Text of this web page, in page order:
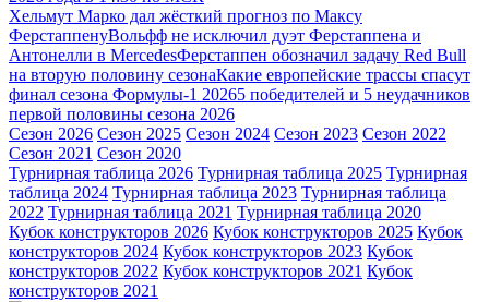
Хельмут Марко дал жёсткий прогноз по Максу
ФерстаппенуВольфф не исключил дуэт Ферстаппена и
Антонелли в MercedesФерстаппен обозначил задачу Red Bull
на вторую половину сезонаКакие европейские трассы спасут
финал сезона Формулы-1 20265 победителей и 5 неудачников
первой половины сезона 2026
Сезон 2026 Сезон 2025 Сезон 2024 Сезон 2023 Сезон 2022
Сезон 2021 Сезон 2020
Турнирная таблица 2026 Турнирная таблица 2025 Турнирная
таблица 2024 Турнирная таблица 2023 Турнирная таблица
2022 Турнирная таблица 2021 Турнирная таблица 2020
Кубок конструкторов 2026 Кубок конструкторов 2025 Кубок
конструкторов 2024 Кубок конструкторов 2023 Кубок
конструкторов 2022 Кубок конструкторов 2021 Кубок
конструкторов 2021